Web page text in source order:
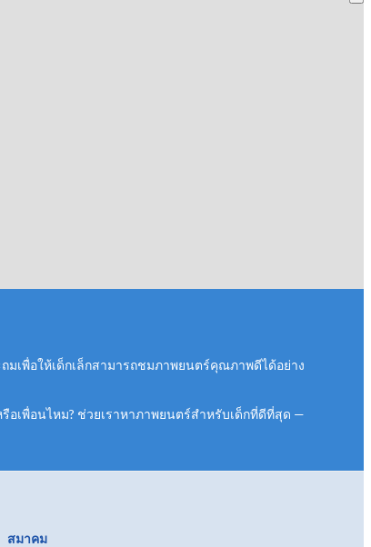
เพื่อให้เด็กเล็กสามารถชมภาพยนตร์คุณภาพดีได้อย่าง
เพื่อนไหม? ช่วยเราหาภาพยนตร์สำหรับเด็กที่ดีที่สุด —
สมาคม